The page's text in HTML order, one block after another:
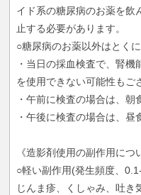
イド系の糖尿病のお薬を飲
止する必要があります。
○糖尿病のお薬以外はとく
・当日の採血検査で、腎
を使用できない可能性もご
・午前に検査の場合は、朝
・午後に検査の場合は、昼
《造影剤使用の副作用につ
○軽い副作用(発生頻度、
じんま疹、くしゃみ、吐き